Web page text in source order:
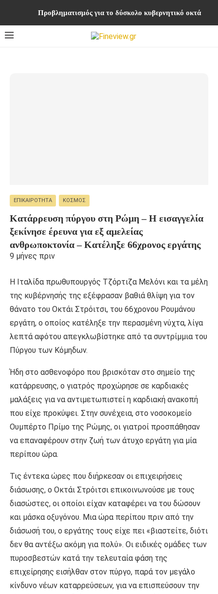
Προβληματισμός για το δύσκολο κυβερνητικό οκτάμηνο
ΕΠΙΚΑΙΡΌΤΗΤΑ ΚΌΣΜΟΣ
Κατάρρευση πύργου στη Ρώμη – Η εισαγγελία
ξεκίνησε έρευνα για εξ αμελείας
ανθρωποκτονία – Κατέληξε 66χρονος εργάτης
9 μήνες πριν
Η Ιταλίδα πρωθυπουργός Τζόρτιζα Μελόνι και τα μέλη
της κυβέρνησής της εξέφρασαν βαθιά θλίψη για τον
θάνατο του Οκτάι Στρόιτσι, του 66χρονου Ρουμάνου
εργάτη, ο οποίος κατέληξε την περασμένη νύχτα, λίγα
λεπτά αφότου απεγκλωβίστηκε από τα συντρίμμια του
Πύργου των Κόμηδων.
Ήδη στο ασθενοφόρο που βρισκόταν στο σημείο της
κατάρρευσης, ο γιατρός προχώρησε σε καρδιακές
μαλάξεις για να αντιμετωπιστεί η καρδιακή ανακοπή
που είχε προκύψει. Στην συνέχεια, στο νοσοκομείο
Ουμπέρτο Πρίμο της Ρώμης, οι γιατροί προσπάθησαν
να επαναφέρουν στην ζωή των άτυχο εργάτη για μία
περίπου ώρα.
Τις έντεκα ώρες που διήρκεσαν οι επιχειρήσεις
διάσωσης, ο Οκτάι Στρόιτσι επικοινωνούσε με τους
διασώστες, οι οποίοι είχαν καταφέρει να του δώσουν
και μάσκα οξυγόνου. Μια ώρα περίπου πριν από την
διάσωσή του, ο εργάτης τους είχε πει «βιαστείτε, διότι
δεν θα αντέξω ακόμη για πολύ». Οι ειδικές ομάδες των
πυροσβεστών κατά την τελευταία φάση της
επιχείρησης εισήλθαν στον πύργο, παρά τον μεγάλο
κίνδυνο νέων καταρρεύσεων, για να επισπεύσουν την